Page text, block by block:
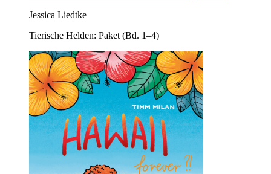
Jessica Liedtke
Tierische Helden: Paket (Bd. 1–4)